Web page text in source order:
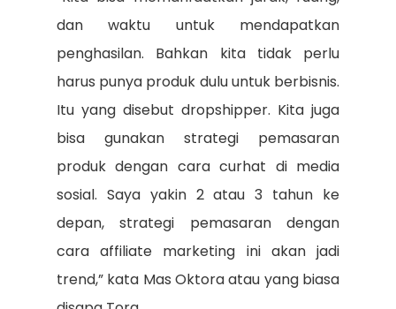
dan waktu untuk mendapatkan
penghasilan. Bahkan kita tidak perlu
harus punya produk dulu untuk berbisnis.
Itu yang disebut dropshipper. Kita juga
bisa gunakan strategi pemasaran
produk dengan cara curhat di media
sosial. Saya yakin 2 atau 3 tahun ke
depan, strategi pemasaran dengan
cara affiliate marketing ini akan jadi
trend,” kata Mas Oktora atau yang biasa